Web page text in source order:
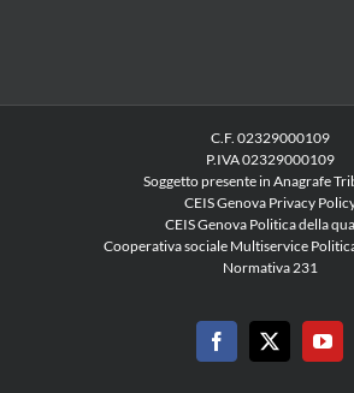
C.F. 02329000109
P.IVA 02329000109
Soggetto presente in Anagrafe
CEIS Genova Privacy
CEIS Genova Politica della
Cooperativa sociale Multiservice
Normativa 231
Facebook
X